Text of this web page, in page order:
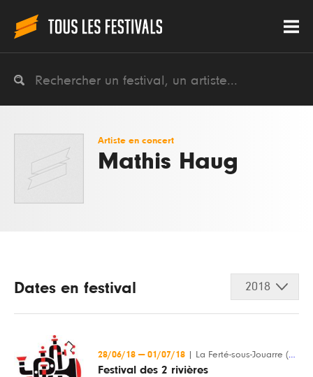
Artiste en concert
Mathis Haug
Dates en festival 2018
28/06/18 — 01/07/18 La Ferté-sous-Jouarre (77)
Festival des 2 rivières